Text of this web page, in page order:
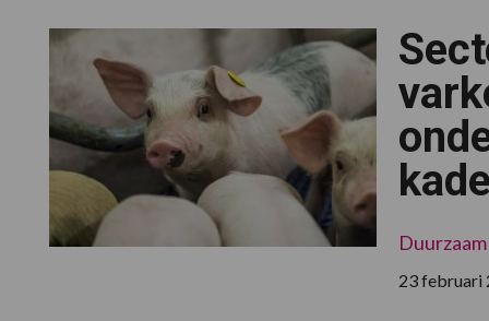
vroegtijdig
actie
ondernemen
loont
23 februari